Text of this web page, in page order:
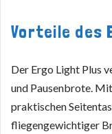
Vorteile des
Der Ergo Light Plus
und Pausenbrote.
praktischen
fliegengewichtiger